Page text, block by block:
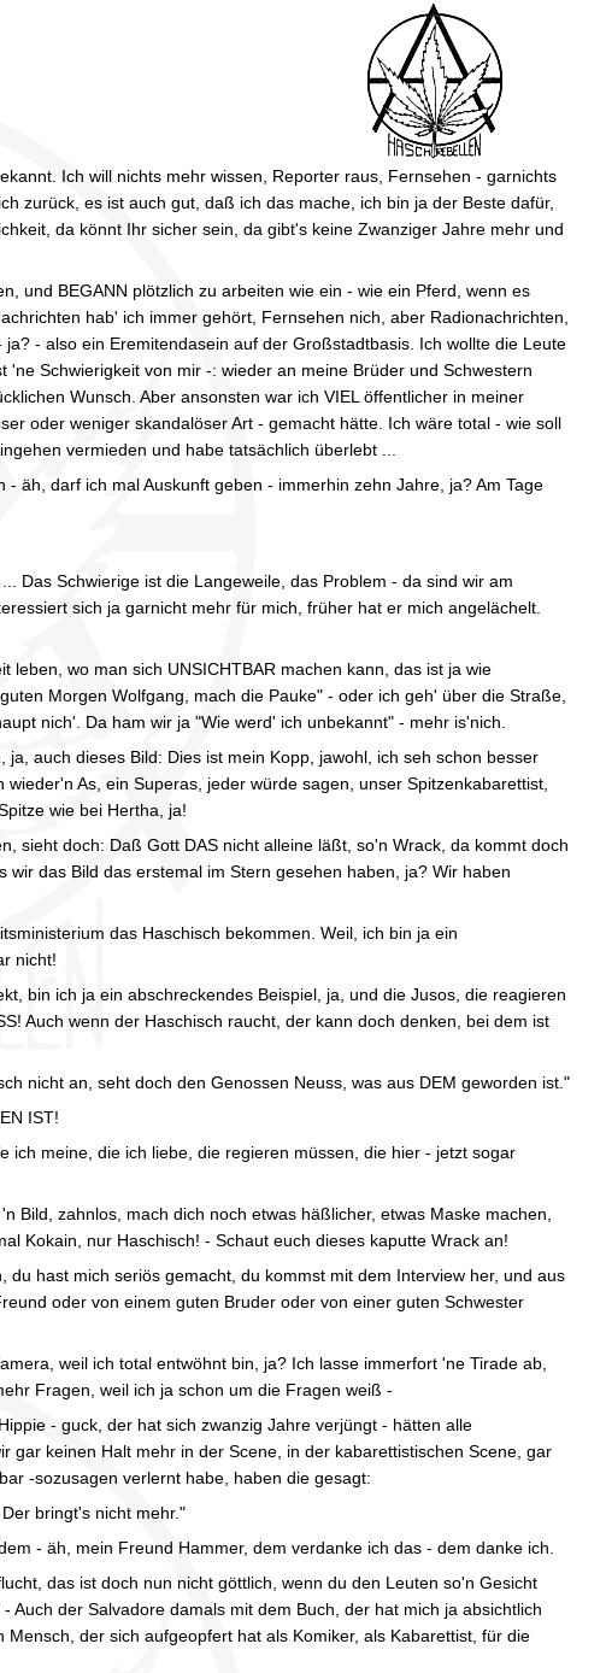
Ich will nichts mehr wissen, Reporter raus, Fernsehen - garnichts
zurück, es ist auch gut, daß ich das mache, ich bin ja der Beste dafür,
da könnt Ihr sicher sein, da gibt's keine Zwanziger Jahre mehr und
und BEGANN plötzlich zu arbeiten wie ein - wie ein Pferd, wenn es
hab' ich immer gehört, Fernsehen nich, aber Radionachrichten,
- also ein Eremitendasein auf der Großstadtbasis. Ich wollte die Leute
Schwierigkeit von mir -: wieder an meine Brüder und Schwestern
Wunsch. Aber ansonsten war ich VIEL öffentlicher in meiner
oder weniger skandalöser Art - gemacht hätte. Ich wäre total - wie soll
vermieden und habe tatsächlich überlebt ...
äh, darf ich mal Auskunft geben - immerhin zehn Jahre, ja? Am Tage
Das Schwierige ist die Langeweile, das Problem - da sind wir am
sich ja garnicht mehr für mich, früher hat er mich angelächelt.
wo man sich UNSICHTBAR machen kann, das ist ja wie
Morgen Wolfgang, mach die Pauke" - oder ich geh' über die Straße,
nich'. Da ham wir ja "Wie werd' ich unbekannt" - mehr is'nich.
auch dieses Bild: Dies ist mein Kopp, jawohl, ich seh schon besser
As, ein Superas, jeder würde sagen, unser Spitzenkabarettist,
wie bei Hertha, ja!
sieht doch: Daß Gott DAS nicht alleine läßt, so'n Wrack, da kommt doch
das Bild das erstemal im Stern gesehen haben, ja? Wir haben
das Haschisch bekommen. Weil, ich bin ja ein
nicht!
bin ich ja ein abschreckendes Beispiel, ja, und die Jusos, die reagieren
Auch wenn der Haschisch raucht, der kann doch denken, bei dem ist
nicht an, seht doch den Genossen Neuss, was aus DEM geworden ist."
IST!
ich meine, die ich liebe, die regieren müssen, die hier - jetzt sogar
Bild, zahnlos, mach dich noch etwas häßlicher, etwas Maske machen,
Kokain, nur Haschisch! - Schaut euch dieses kaputte Wrack an!
hast mich seriös gemacht, du kommst mit dem Interview her, und aus
oder von einem guten Bruder oder von einer guten Schwester
weil ich total entwöhnt bin, ja? Ich lasse immerfort 'ne Tirade ab,
Fragen, weil ich ja schon um die Fragen weiß -
- guck, der hat sich zwanzig Jahre verjüngt - hätten alle
gar keinen Halt mehr in der Scene, in der kabarettistischen Scene, gar
-sozusagen verlernt habe, haben die gesagt:
bringt's nicht mehr."
- äh, mein Freund Hammer, dem verdanke ich das - dem danke ich.
das ist doch nun nicht göttlich, wenn du den Leuten so'n Gesicht
Auch der Salvadore damals mit dem Buch, der hat mich ja absichtlich
der sich aufgeopfert hat als Komiker, als Kabarettist, für die